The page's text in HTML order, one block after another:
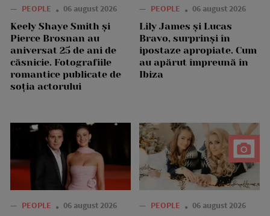
— PEOPLE 06 august 2026
Keely Shaye Smith și
Pierce Brosnan au
aniversat 25 de ani de
căsnicie. Fotografiile
romantice publicate de
soția actorului
— PEOPLE 06 august 2026
Lily James și Lucas
Bravo, surprinși în
ipostaze apropiate. Cum
au apărut împreună în
Ibiza
— PEOPLE 06 august 2026 — PEOPLE 06 august 2026